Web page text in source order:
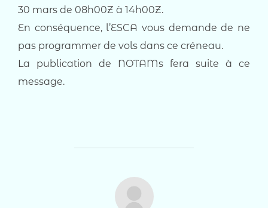
30 mars de 08h00Z à 14h00Z.
En conséquence, l’ESCA vous demande de ne
pas programmer de vols dans ce créneau.
La publication de NOTAMs fera suite à ce
message.
AUTEUR DE LA PUBLICATION